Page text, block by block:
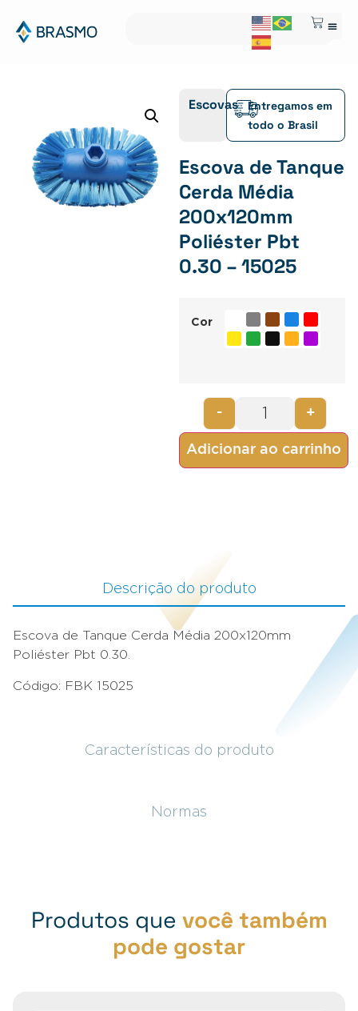
Escovas
Entregamos em
todo o Brasil
Escova de Tanque
Cerda Média
200x120mm
Poliéster Pbt
0.30 – 15025
Cor
- +
Adicionar ao carrinho
Descrição do produto
Características do produto
Normas
Escova de Tanque Cerda Média 200x120mm
Poliéster Pbt 0.30.
Código: FBK 15025
Produtos que você também
pode gostar